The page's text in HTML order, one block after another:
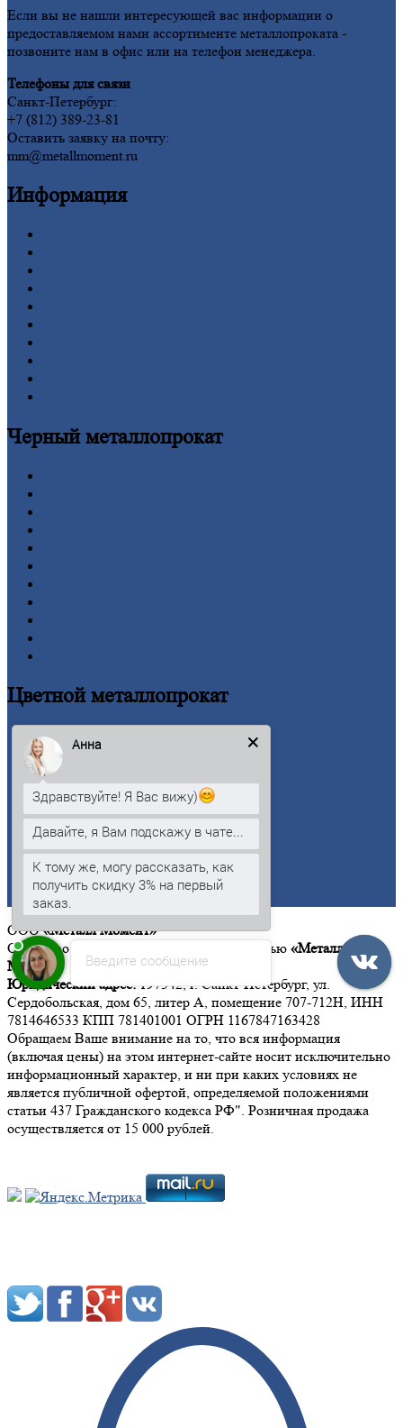
Если вы не нашли интересующей вас информации о
предоставляемом нами ассортименте металлопроката -
позвоните нам в офис или на телефон менеджера.
Телефоны для связи
Санкт-Петербург:
+7 (812) 389-23-81
Оставить заявку на почту:
mm@metallmoment.ru
Информация
Черныйметаллопрокат
Цветнойметаллопрокат
Алюминий
Бронза
Вольфрам
Медь
Никель
Свинец
Титан
Цинк
ООО«Металл Момент»
Общество с ограниченной ответственностью «Металл
Момент»
Юридический адрес:197342, г. Санкт-Петербург, ул.
Сердобольская, дом 65, литер А, помещение 707-712Н, ИНН
7814646533 КПП 781401001 ОГРН 1167847163428
Обращаем Ваше внимание на то, что вся информация
(включая цены) на этом интернет-сайте носит исключительно
информационный характер, и ни при каких условиях не
является публичной офертой, определяемой положениями
статьи 437 Гражданского кодекса РФ". Розничная продажа
осуществляется от 15 000 рублей.
Введите сообщение
Анна
Здравствуйте! Я Вас вижу)
Давайте, я Вам подскажу в чате...
К тому же, могу рассказать, как
получить скидку 3% на первый
заказ.